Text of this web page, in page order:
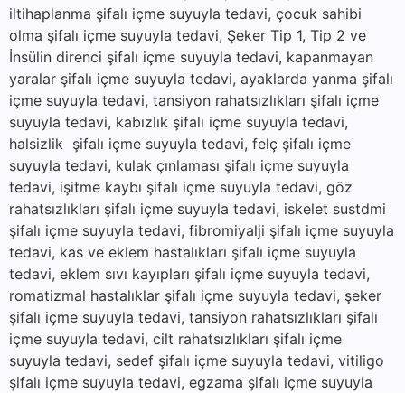
iltihaplanma şifalı içme suyuyla tedavi, çocuk sahibi
olma şifalı içme suyuyla tedavi, Şeker Tip 1, Tip 2 ve
İnsülin direnci şifalı içme suyuyla tedavi, kapanmayan
yaralar şifalı içme suyuyla tedavi, ayaklarda yanma şifalı
içme suyuyla tedavi, tansiyon rahatsızlıkları şifalı içme
suyuyla tedavi, kabızlık şifalı içme suyuyla tedavi,
halsizlik şifalı içme suyuyla tedavi, felç şifalı içme
suyuyla tedavi, kulak çınlaması şifalı içme suyuyla
tedavi, işitme kaybı şifalı içme suyuyla tedavi, göz
rahatsızlıkları şifalı içme suyuyla tedavi, iskelet sustdmi
şifalı içme suyuyla tedavi, fibromiyalji şifalı içme suyuyla
tedavi, kas ve eklem hastalıkları şifalı içme suyuyla
tedavi, eklem sıvı kayıpları şifalı içme suyuyla tedavi,
romatizmal hastalıklar şifalı içme suyuyla tedavi, şeker
şifalı içme suyuyla tedavi, tansiyon rahatsızlıkları şifalı
içme suyuyla tedavi, cilt rahatsızlıkları şifalı içme
suyuyla tedavi, sedef şifalı içme suyuyla tedavi, vitiligo
şifalı içme suyuyla tedavi, egzama şifalı içme suyuyla